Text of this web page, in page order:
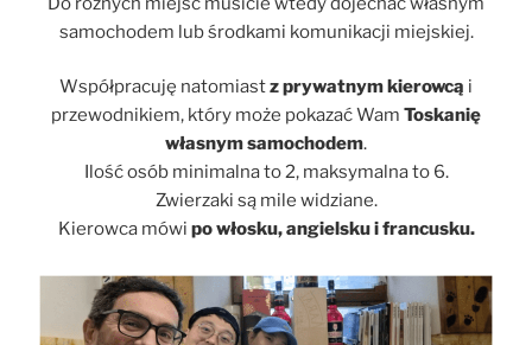
samochodem lub środkami komunikacji miejskiej.
Współpracuję natomiastz prywatnym kierowcą i
przewodnikiem, który może pokazać Wam Toskanię
własnym samochodem.
Ilość osób minimalna to 2, maksymalna to 6.
Zwierzaki są mile widziane.
Kierowca mówi po włosku, angielsku i francusku.